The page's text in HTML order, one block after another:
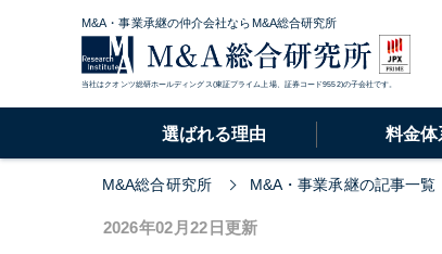
M&A・事業承継の仲介会社ならM&A総合研究所
当社はクオンツ総研ホールディングス(東証プライム上場、証券コード9552)の子会社です。
選ばれる理由 料金体
M&A総合研究所 M&A・事業承継の記事一覧
2026年02月22日更新